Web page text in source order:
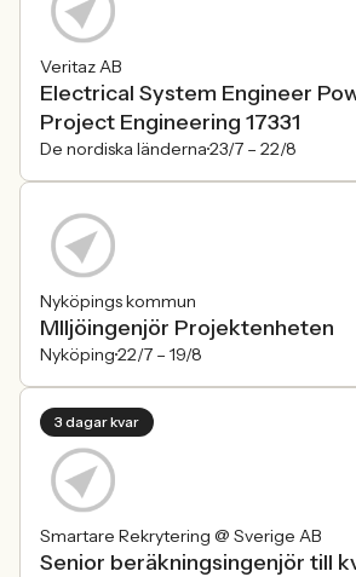
Veritaz AB
Electrical System Engineer
Project Engineering 17331
De nordiska länderna23/7 – 22/8
Nyköpings kommun
MIljöingenjör Projektenheten
Nyköping22/7 – 19/8
3 dagar kvar
Smartare Rekrytering @ Sverige AB
Senior beräkningsingenjör till